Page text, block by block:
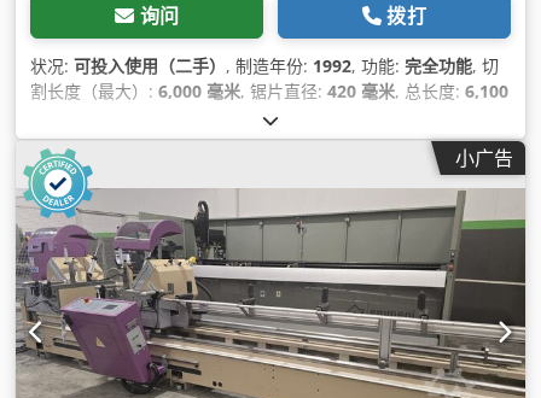
询问 拨打
状况: 可投入使用（二手） , 制造年份: 1992, 功能: 完全功能, 切
割长度（最大）: 6,000 毫米, 锯片直径: 420 毫米, 总长度: 6,100
, 总高度:
相, 气压:7 横杆,
小广告